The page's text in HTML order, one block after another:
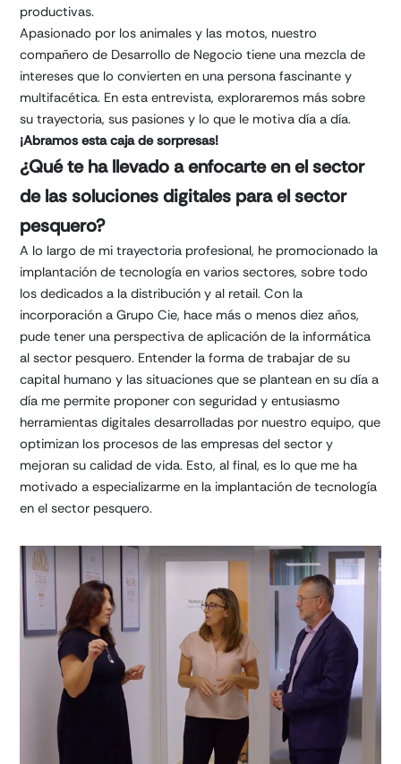
productivas.
Apasionado por los animales y las motos, nuestro
compañero de Desarrollo de Negocio tiene una mezcla de
intereses que lo convierten en una persona fascinante y
multifacética. En esta entrevista, exploraremos más sobre
su trayectoria, sus pasiones y lo que le motiva día a día.
¡Abramos esta caja de sorpresas!
¿Qué te ha llevado a enfocarte en el sector
de las soluciones digitales para el sector
pesquero?
A lo largo de mi trayectoria profesional, he promocionado la
implantación de tecnología en varios sectores, sobre todo
los dedicados a la distribución y al retail. Con la
incorporación a Grupo Cie, hace más o menos diez años,
pude tener una perspectiva de aplicación de la informática
al sector pesquero. Entender la forma de trabajar de su
capital humano y las situaciones que se plantean en su día a
día me permite proponer con seguridad y entusiasmo
herramientas digitales desarrolladas por nuestro equipo, que
optimizan los procesos de las empresas del sector y
mejoran su calidad de vida. Esto, al final, es lo que me ha
motivado a especializarme en la implantación de tecnología
en el sector pesquero.